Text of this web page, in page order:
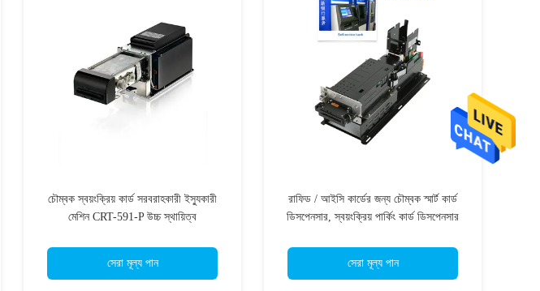
চৌম্বক স্বয়ংক্রিয় কার্ড সরবরাহকারী ইস্যুকারী
মেশিন CRT-591-P উচ্চ স্থায়িত্ব
সেরা মূল্য পান
রাফিড / আইসি কার্ডের জন্য চৌম্বক স্মার্ট কার্ড
ডিসপেনসার, স্বয়ংক্রিয় পার্কিং কার্ড ডিসপেনসার
সেরা মূল্য পান